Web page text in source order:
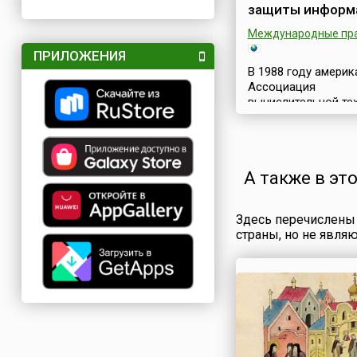
ПРИЛОЖЕНИЯ
защиты
Международные
В 1988 году
Ассоциация
вычислительной
(англ. Association
защиты
также известен
компьютерной
пользователям о
необходимости
компьютеров и
хранимой в них
А также в
Здесь
страны, но не